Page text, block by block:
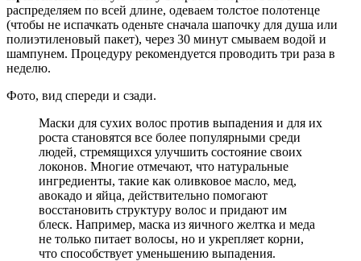
распределяем по всей длине, одеваем толстое полотенце
(чтобы не испачкать оденьте сначала шапочку для душа или
полиэтиленовый пакет), через 30 минут смываем водой и
шампунем. Процедуру рекомендуется проводить три раза в
неделю.
Фото, вид спереди и сзади.
Маски для сухих волос против выпадения и для их
роста становятся все более популярными среди
людей, стремящихся улучшить состояние своих
локонов. Многие отмечают, что натуральные
ингредиенты, такие как оливковое масло, мед,
авокадо и яйца, действительно помогают
восстановить структуру волос и придают им
блеск. Например, маска из яичного желтка и меда
не только питает волосы, но и укрепляет корни,
что способствует уменьшению выпадения.